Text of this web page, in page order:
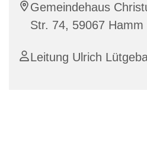
Gemeindehaus
Str. 74, 59067 Hamm
Leitung Ulrich